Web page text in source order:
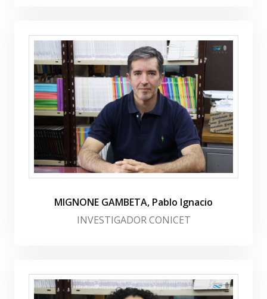
MIGNONE GAMBETA, Pablo Ignacio
INVESTIGADOR CONICET